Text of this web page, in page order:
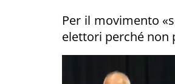
Per il movimento
elettori perché non